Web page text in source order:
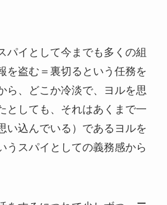
パイとして今までも多くの組
を盗む＝裏切るという任務を
ら、どこか冷淡で、ヨルを思
としても、それはあくまで一
い込んでいる）であるヨルを
うスパイとしての義務感から